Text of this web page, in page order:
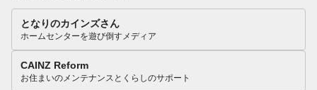
となりのカインズさん
ホームセンターを遊び倒すメディア
CAINZ Reform
お住まいのメンテナンスとくらしのサポート